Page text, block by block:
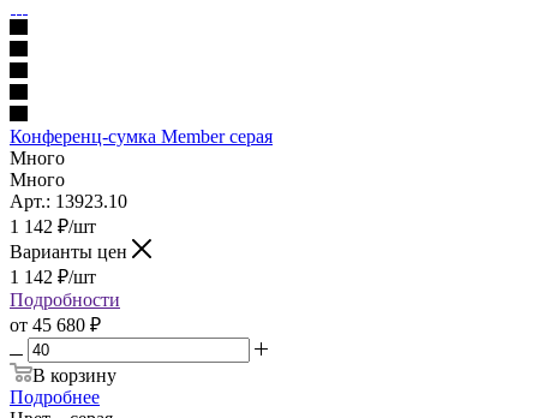
Конференц-сумка Member серая
Много
Много
Арт.: 13923.10
1 142 ₽/шт
Варианты цен
1 142 ₽/шт
Подробности
от 45 680 ₽
В корзину
Подробнее